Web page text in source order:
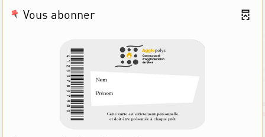
Vous abonner